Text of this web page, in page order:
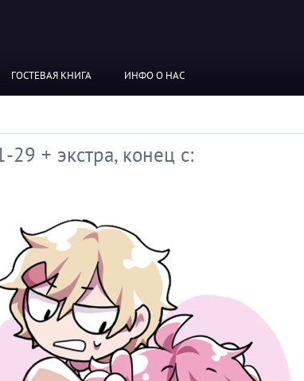
ГОСТЕВАЯ КНИГА ИНФО О НАС
+ экстра, конец с: